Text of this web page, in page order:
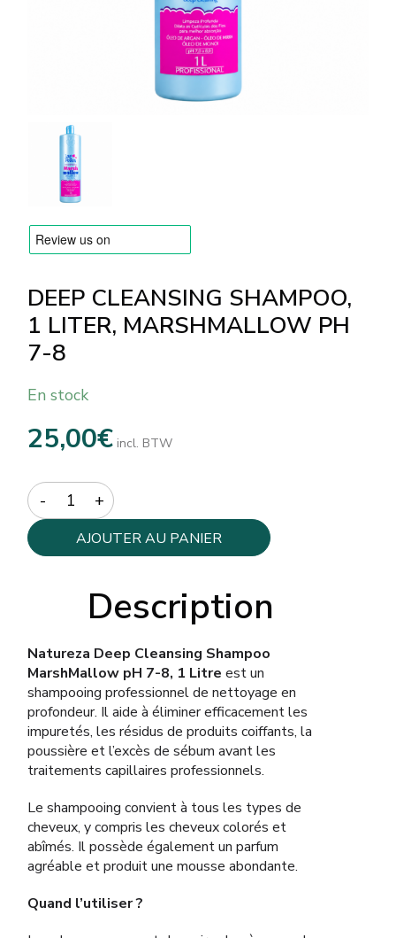
Livraison et Paiement
Questions fréquemment posées
Contactez nous
Commentaires
DEEP CLEANSING SHAMPOO,
1 LITER, MARSHMALLOW PH
7-8
En stock
25,00€ incl. BTW
Quantity
AJOUTER AU PANIER
Description
Natureza Deep Cleansing Shampoo
MarshMallow pH 7-8, 1 Litre est un
shampooing professionnel de nettoyage en
profondeur. Il aide à éliminer efficacement les
impuretés, les résidus de produits coiffants, la
poussière et l’excès de sébum avant les
traitements capillaires professionnels.
Le shampooing convient à tous les types de
cheveux, y compris les cheveux colorés et
abîmés. Il possède également un parfum
agréable et produit une mousse abondante.
Quand l’utiliser ?